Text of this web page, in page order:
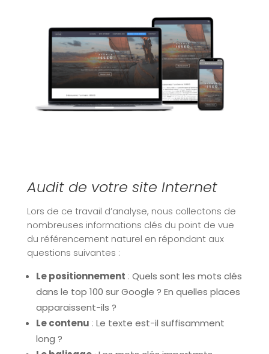
Audit de votre site Internet
Lors de ce travail d’analyse, nous collectons de
nombreuses informations clés du point de vue
du référencement naturel en répondant aux
questions suivantes :
Le positionnement : Quels sont les mots clés
dans le top 100 sur Google ? En quelles places
apparaissent-ils ?
Le contenu : Le texte est-il suffisamment
long ?